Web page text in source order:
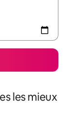
les mieux